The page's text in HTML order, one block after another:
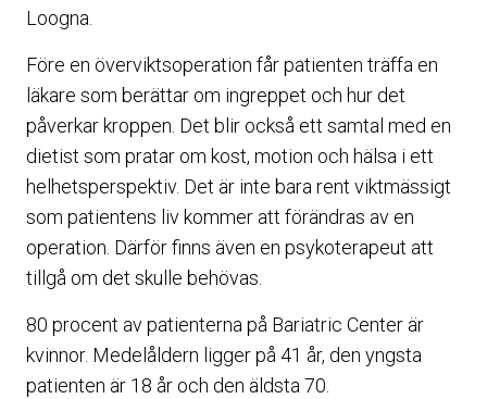
Loogna.
Före en överviktsoperation får patienten träffa en
läkare som berättar om ingreppet och hur det
påverkar kroppen. Det blir också ett samtal med en
dietist som pratar om kost, motion och hälsa i ett
helhetsperspektiv. Det är inte bara rent viktmässigt
som patientens liv kommer att förändras av en
operation. Därför finns även en psykoterapeut att
tillgå om det skulle behövas.
80 procent av patienterna på Bariatric Center är
kvinnor. Medelåldern ligger på 41 år, den yngsta
patienten är 18 år och den äldsta 70.